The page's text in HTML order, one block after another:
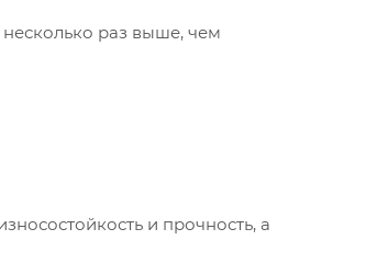
несколько раз выше, чем
и прочность, а
Текстиль»
сайта и